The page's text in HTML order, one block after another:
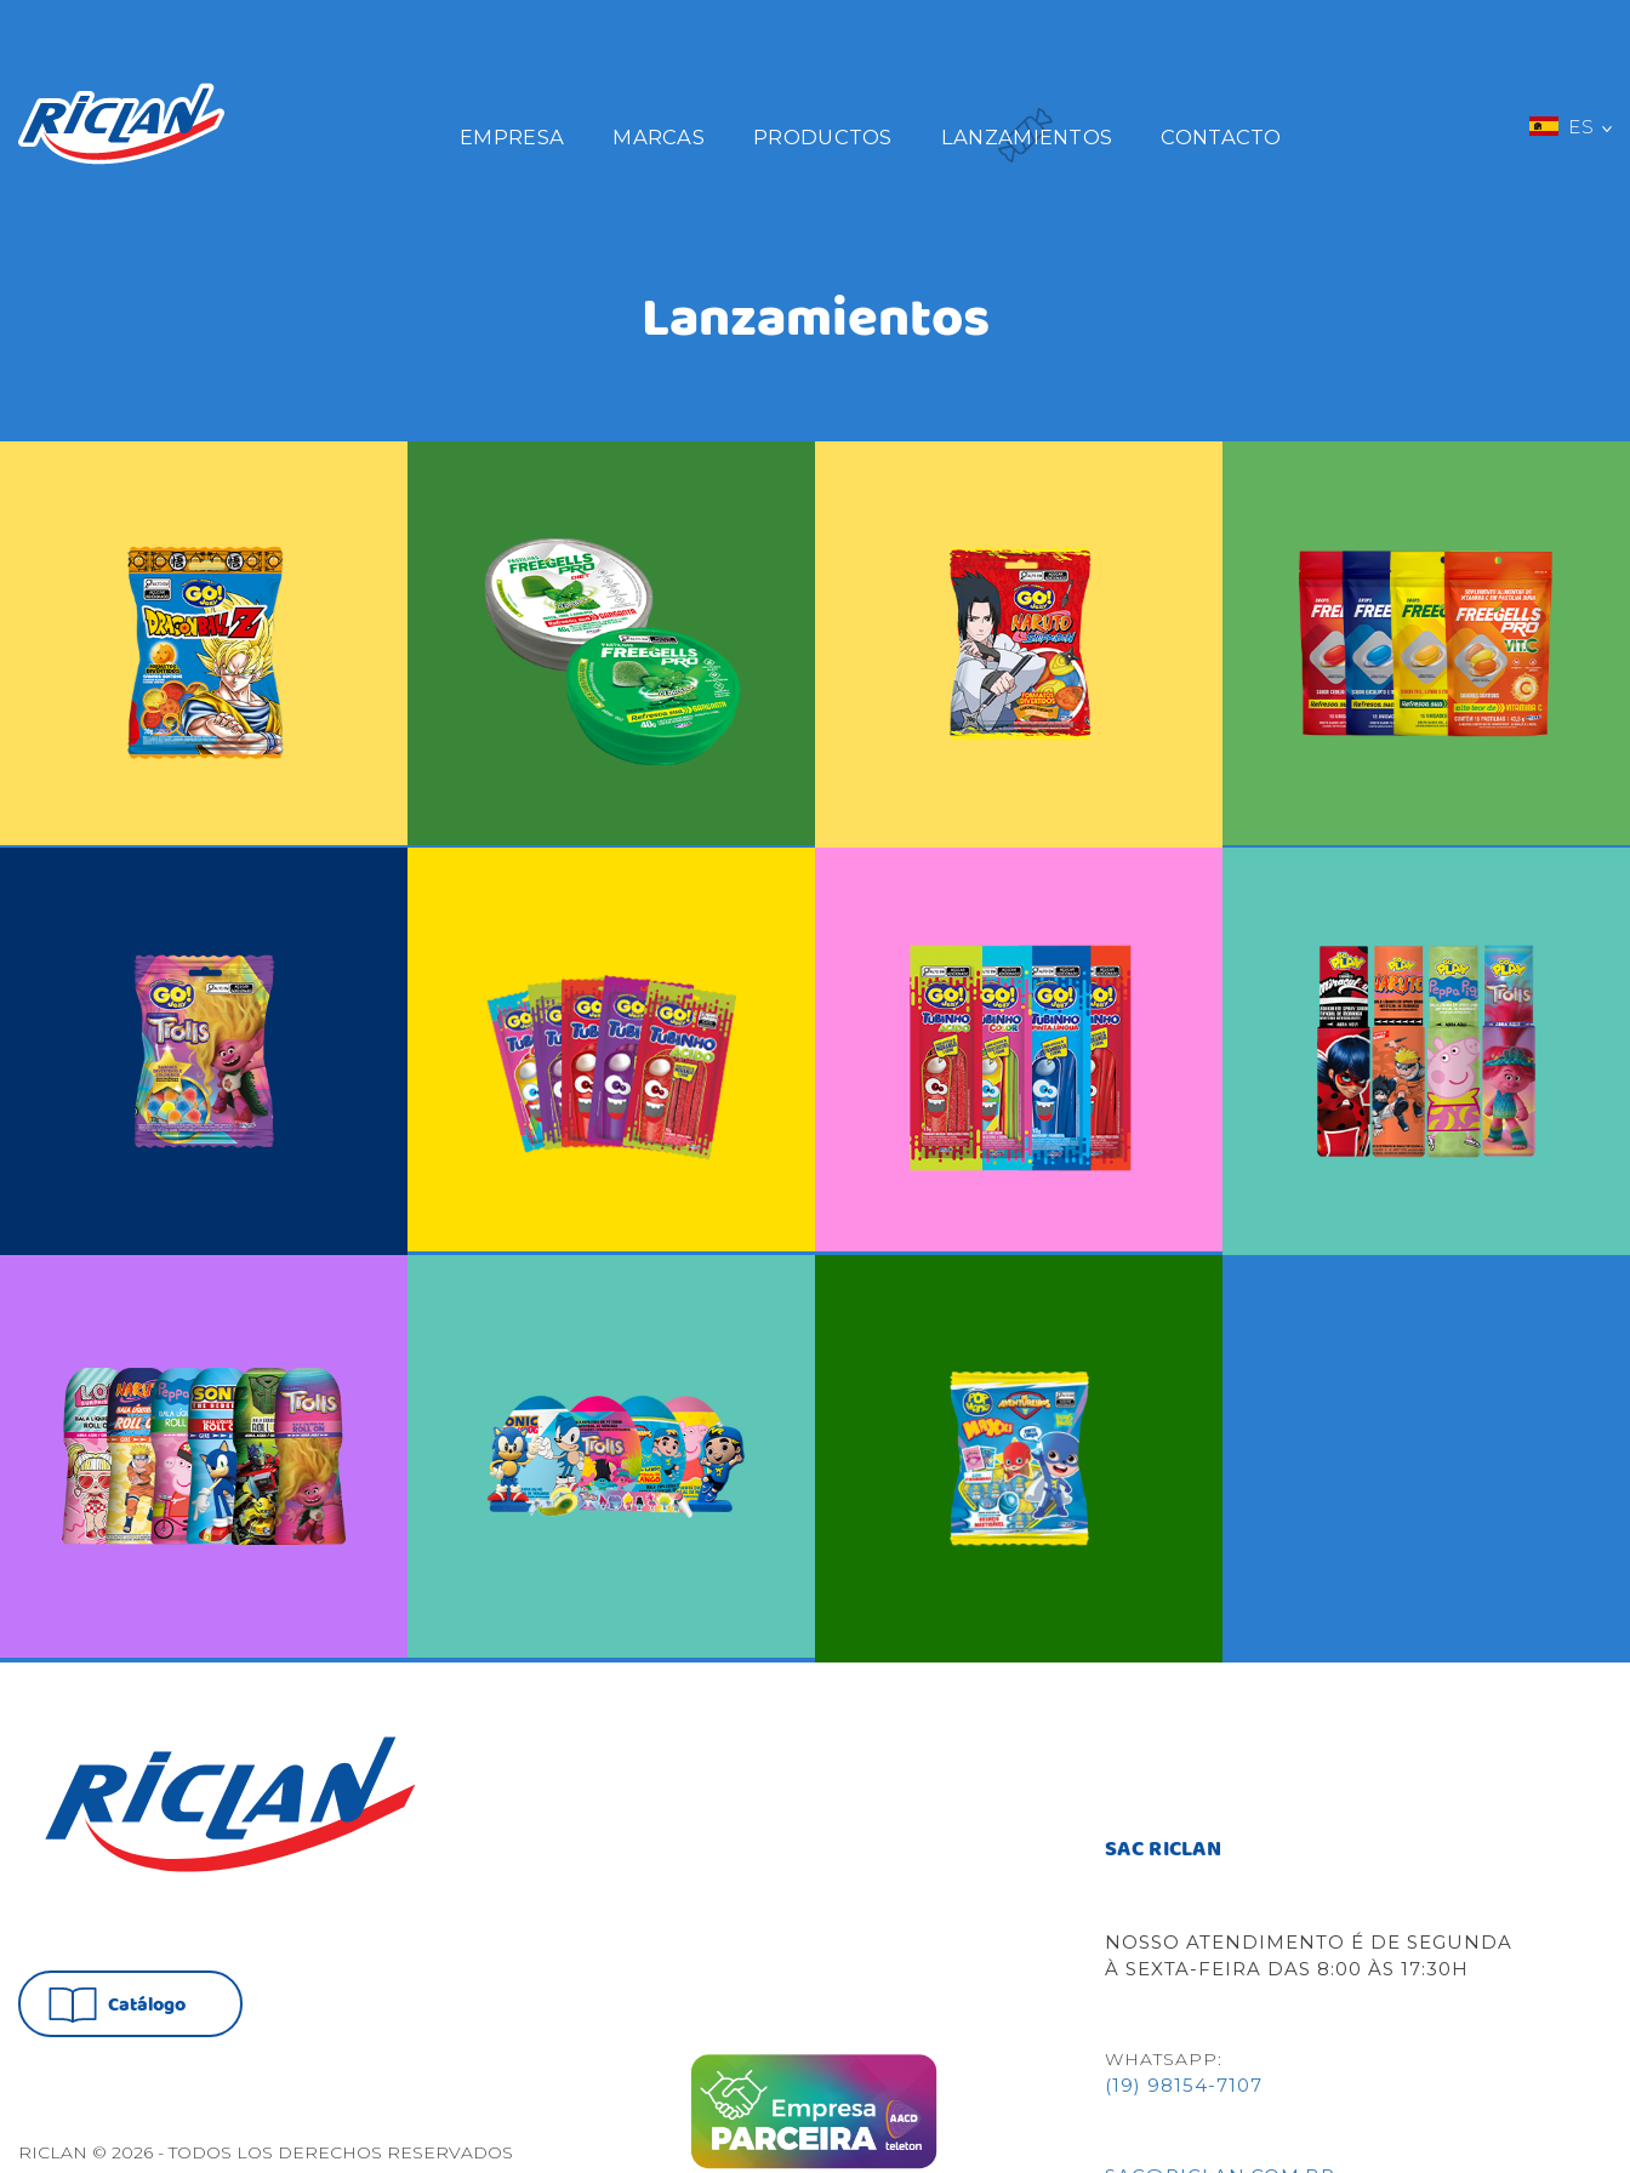
EMPRESA MARCAS PRODUCTOS LANZAMIENTOS CONTACTO ES
Lanzamientos
(Português do Brasil) Go Jelly
Dragon Ball Z
+
(Português do Brasil) Freegells
Pro
+
Go Jelly Naruto
+
Drops Freegells Pro
+
Go Jelly Trolls
+
Go Jelly: Tubo 70g
+
Go Jelly: Tubo 15g
+
Dulce líquido en spray
+
Bala Roll-on
+
Huevo Sorpresa
+
Pirulito Maxxi Luccas Neto
+
Catálogo
RICLAN © 2026 - TODOS LOS DERECHOS RESERVADOS
SAC RICLAN
NOSSO ATENDIMENTO É DE SEGUNDA
À SEXTA-FEIRA DAS 8:00 ÀS 17:30H
WHATSAPP:
(19) 98154-7107